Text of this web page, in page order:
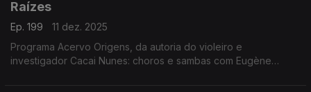
Raízes
Ep. 199
11 dez. 2025
Programa Acervo Origens, da autoria do violeiro e
investigador Cacai Nunes: choros e sambas com Eugène